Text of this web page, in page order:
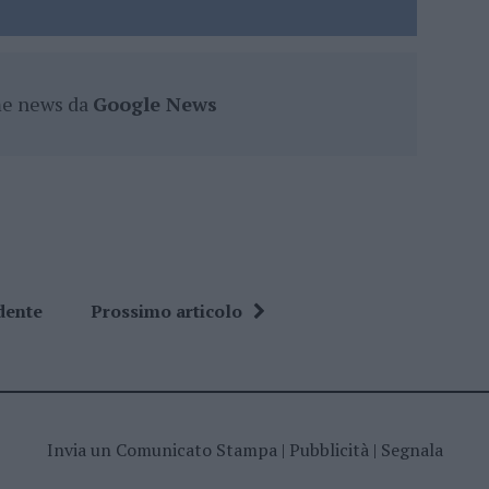
news da Google News
Prossimo articolo
Invia un Comunicato Stampa| Pubblicità| Segnala